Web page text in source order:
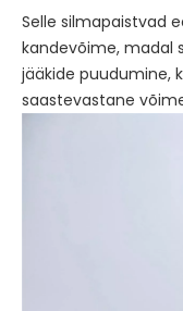
Selle silmapaistvad
kandevõime, madal
jääkide puudumine,
saastevastane